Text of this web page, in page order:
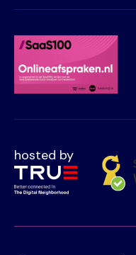
hosted by